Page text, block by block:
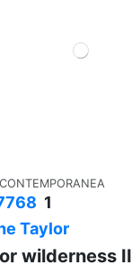
1
Taylor
wilderness II